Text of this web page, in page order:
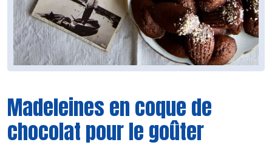
Madeleines en coque de
chocolat pour le goûter